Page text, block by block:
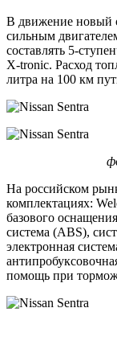
В движение новый
сильным
составлять 5-
X-tronic. Расход
литра на 100 км
На российском
комплектациях:
базового
система (ABS),
электронная
помощь при